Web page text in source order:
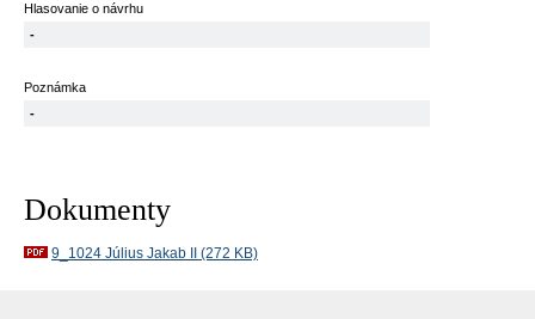
Hlasovanie o návrhu
-
Poznámka
-
Dokumenty
9_1024 Július Jakab II (272 KB)